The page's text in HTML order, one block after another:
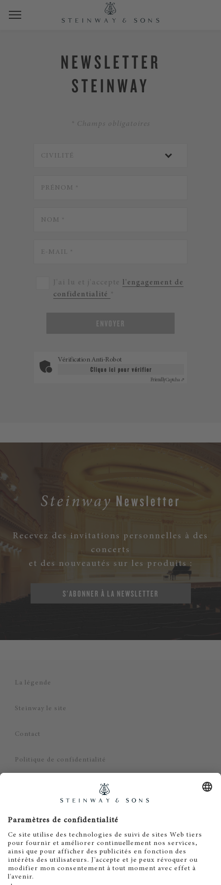
NEWSLETTER
STEINWAY
* Champs obligatoires
J'ai lu et j'accepte
l'engagement de
confidentialité *
ENVOYER
Vérification Anti-Robot
Clique ici pour vérifier
FriendlyCaptcha ⇗
Steinway Newsletter
Recevez des invitations personnelles à des
concerts
et des nouveautés sur les produits :
S'ABONNER À LA NEWSLETTER
La légende
Steinway le site
Contact
Politique de confidentialité
CGV - Professionnels
Limitation de responsabilité